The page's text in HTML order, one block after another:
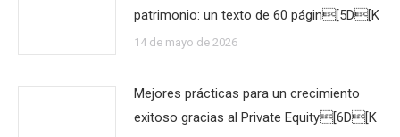
patrimonio: un texto de 60 págin[5D[K
14 de mayo de 2026
Mejores prácticas para un crecimiento
exitoso gracias al Private Equity[6D[K